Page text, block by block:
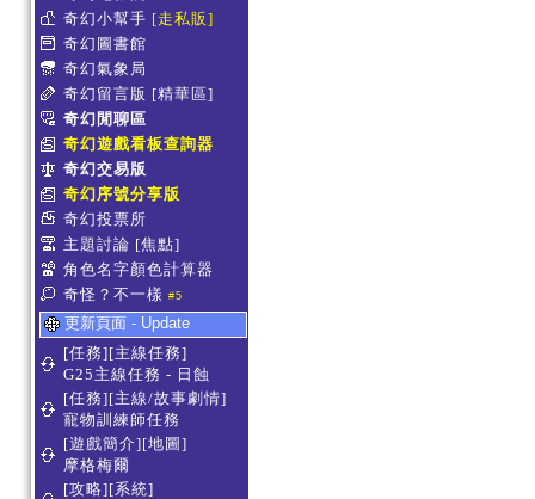
奇幻小幫手 [走私販]
奇幻圖書館
奇幻氣象局
奇幻留言版 [精華區]
奇幻閒聊區
奇幻遊戲看板查詢器
奇幻交易版
奇幻序號分享版
奇幻投票所
主題討論 [焦點]
角色名字顏色計算器
奇怪？不一樣 #5
更新頁面 - Update
[任務][主線任務]
G25主線任務 - 日蝕
[任務][主線/故事劇情]
寵物訓練師任務
[遊戲簡介][地圖]
摩格梅爾
[攻略][系統]